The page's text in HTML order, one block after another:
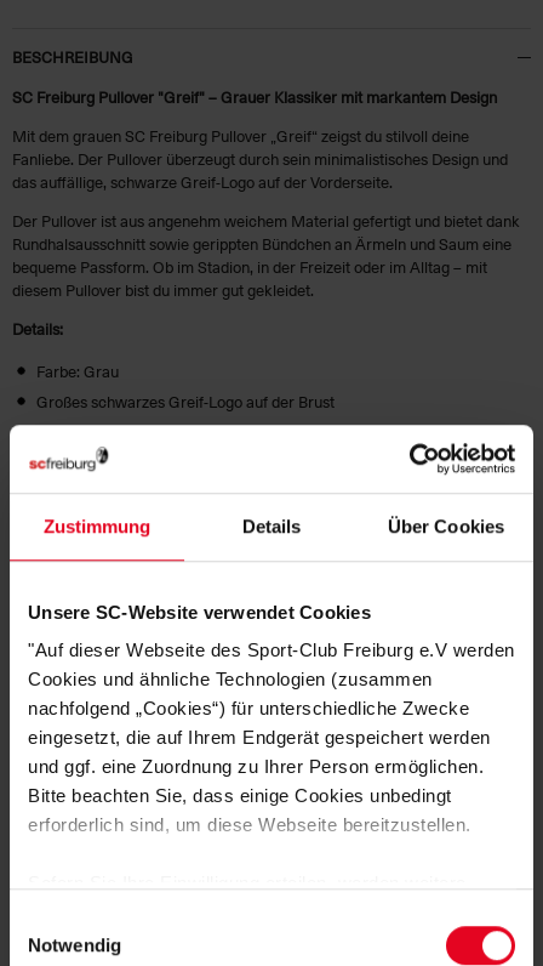
Zustimmung Details Über Cookies
Unsere SC-Website verwendet Cookies
"Auf dieser Webseite des Sport-Club Freiburg e.V werden
Cookies und ähnliche Technologien (zusammen
nachfolgend „Cookies“) für unterschiedliche Zwecke
eingesetzt, die auf Ihrem Endgerät gespeichert werden
und ggf. eine Zuordnung zu Ihrer Person ermöglichen.
Bitte beachten Sie, dass einige Cookies unbedingt
erforderlich sind, um diese Webseite bereitzustellen.
Daten von Ihnen (z.B. persönlichen Identifikatoren oder
Notwendig
BESCHREIBUNG
SC Freiburg Pullover "Greif" – Grauer Klassiker mit markantem Design
Mit dem grauen SC Freiburg Pullover „Greif“ zeigst du stilvoll deine
Fanliebe. Der Pullover überzeugt durch sein minimalistisches Design und
das auffällige, schwarze Greif-Logo auf der Vorderseite.
Der Pullover ist aus angenehm weichem Material gefertigt und bietet dank
Rundhalsausschnitt sowie gerippten Bündchen an Ärmeln und Saum eine
bequeme Passform. Ob im Stadion, in der Freizeit oder im Alltag – mit
diesem Pullover bist du immer gut gekleidet.
Details:
Farbe: Grau
Großes schwarzes Greif-Logo auf der Brust
Rundhalsausschnitt
Gerippte Bündchen an Ärmeln und Saum
Bequemer Schnitt für hohen Tragekomfort
HERSTELLERANGABEN
KUNDENBEWERTUNGEN (4)
Artikelnummer: 25-100240
Logistiknummer: EM001866-001
DAS KÖNNTE DIR AUCH